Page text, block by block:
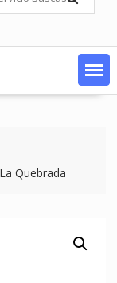
Quebrada